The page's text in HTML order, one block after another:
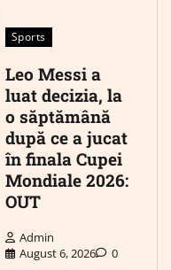
Sports
Leo Messi a
luat decizia, la
o săptămână
după ce a jucat
în finala Cupei
Mondiale 2026:
OUT
Admin
August 6, 2026
0